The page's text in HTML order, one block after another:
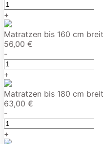
+
Matratzen bis 160 cm breit
56,00 €
-
+
Matratzen bis 180 cm breit
63,00 €
-
+